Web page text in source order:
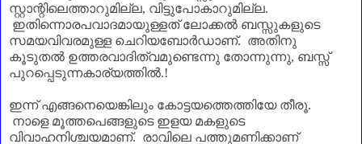
സ്റ്റാന്റിലെത്താറുമില്ല, വിട്ടുപോകാറുമില്ല.
ഇതിന്നൊരപവാദമായുള്ളത് ലോക്കൽ ബസ്സുകളുടെ
സമയവിവരമുള്ള ചെറിയബോർഡാണ്‌. അതിനു
കൂടുതൽ ഉത്തരവാദിത്വമുണ്ടെന്നു തോന്നുന്നു, ബസ്സ്
പുറപ്പെടുന്നകാര്യത്തിൽ.!
ഇന്ന് എങ്ങനെയെങ്കിലും കോട്ടയത്തെത്തിയേ തീരൂ.
നാളെ മൂത്തപെങ്ങളുടെ ഇളയ മകളുടെ
വിവാഹനിശ്ചയമാണ്‌. രാവിലെ പത്തുമണിക്കാണ്‌